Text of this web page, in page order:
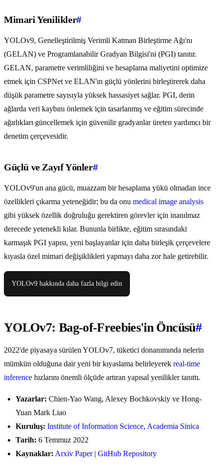
Mimari Yenilikler#
YOLOv9, Genelleştirilmiş Verimli Katman Birleştirme Ağı'nı
(GELAN) ve Programlanabilir Gradyan Bilgisi'ni (PGI) tanıtır.
GELAN, parametre verimliliğini ve hesaplama maliyetini optimize
etmek için CSPNet ve ELAN'ın güçlü yönlerini birleştirerek daha
düşük parametre sayısıyla yüksek hassasiyet sağlar. PGI, derin
ağlarda veri kaybını önlemek için tasarlanmış ve eğitim sürecinde
ağırlıkları güncellemek için güvenilir gradyanlar üreten yardımcı bir
denetim çerçevesidir.
Güçlü ve Zayıf Yönler#
YOLOv9'un ana gücü, muazzam bir hesaplama yükü olmadan ince
özellikleri çıkarma yeteneğidir; bu da onu medical image analysis
gibi yüksek özellik doğruluğu gerektiren görevler için inanılmaz
derecede yetenekli kılar. Bununla birlikte, eğitim sırasındaki
karmaşık PGI yapısı, yeni başlayanlar için daha birleşik çerçevelere
kıyasla özel mimari değişiklikleri yapmayı daha zor hale getirebilir.
YOLOv9 hakkında daha fazla bilgi edin
YOLOv7: Bag-of-Freebies'in Öncüsü#
2022'de piyasaya sürülen YOLOv7, tüketici donanımında nelerin
mümkün olduğuna dair yeni bir kıyaslama belirleyerek real-time
inference hızlarını önemli ölçüde artıran yapısal yenilikler tanıttı.
Yazarlar: Chien-Yao Wang, Alexey Bochkovskiy ve Hong-
Yuan Mark Liao
Kuruluş: Institute of Information Science, Academia Sinica
Tarih: 6 Temmuz 2022
Kaynaklar: Arxiv Paper| GitHub Repository